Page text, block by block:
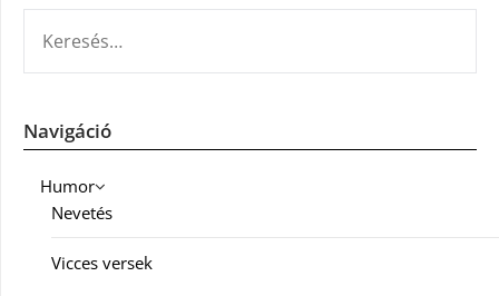
Navigáció
Humor
Nevetés
Vicces versek